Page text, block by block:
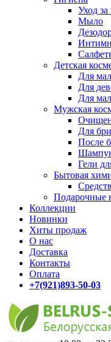
Уход
Мыло
Детская
Для
Для
Для
Мужская
Для
После
Гели
Бытовая
Подарочные
Коллекции
Новинки
Хиты продаж
О нас
Доставка
Контакты
Оплата
+7(921)893-50-03